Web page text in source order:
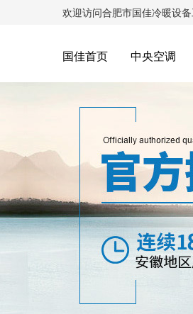
欢迎访问合肥市国佳冷暖设
国佳首页 中央空调